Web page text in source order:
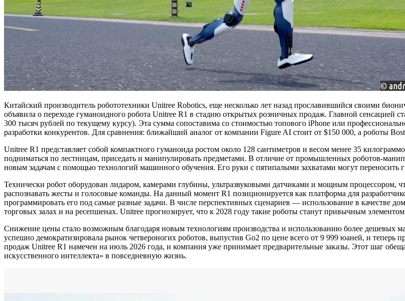
Китайский производитель робототехники Unitree Robotics, еще несколько лет назад прославившийся своими
объявила о переходе гуманоидного робота Unitree R1 в стадию открытых розничных продаж. Главной
300 тысяч рублей по текущему курсу). Эта сумма сопоставима со стоимостью топового iPhone или
разработки конкурентов. Для сравнения: ближайший аналог от компании Figure AI стоит от $150 000, а роботы
Unitree R1 представляет собой компактного гуманоида ростом около 128 сантиметров и весом менее 35
подниматься по лестницам, приседать и манипулировать предметами. В отличие от промышленных роботов-
новым задачам с помощью технологий машинного обучения. Его руки с пятипалыми захватами могут переносить
Технически робот оборудован лидаром, камерами глубины, ультразвуковыми датчиками и мощным процессором,
распознавать жесты и голосовые команды. На данный момент R1 позиционируется как платформа для
программировать его под самые разные задачи. В числе перспективных сценариев — использование в качестве
торговых залах и на ресепшенах. Unitree прогнозирует, что к 2028 году такие роботы станут привычным
Снижение цены стало возможным благодаря новым технологиям производства и использованию более дешевых
успешно демократизировала рынок четвероногих роботов, выпустив Go2 по цене всего от 9 999 юаней, и
продаж Unitree R1 намечен на июль 2026 года, и компания уже принимает предварительные заказы. Этот шаг
искусственного интеллекта» в повседневную жизнь.